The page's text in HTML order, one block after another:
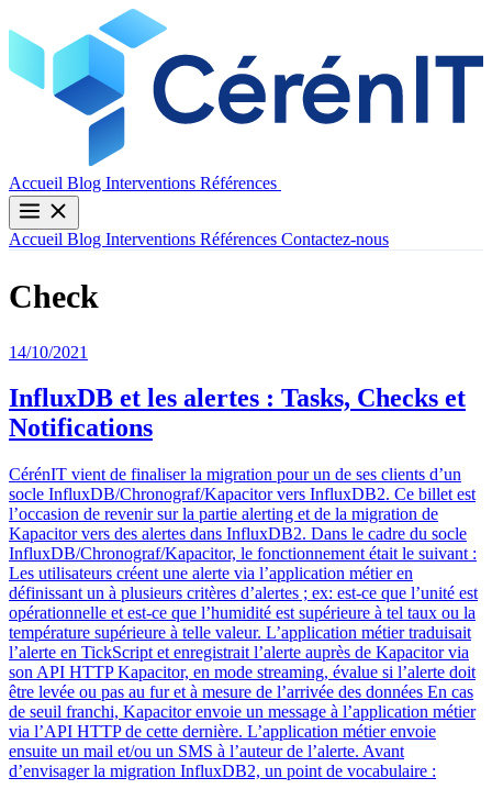
Accueil Blog Interventions Références
Accueil Blog Interventions Références Contactez-nous
Check
14/10/2021
InfluxDB et les alertes : Tasks, Checks et
Notifications
CérénIT vient de finaliser la migration pour un de ses clients d’un
socle InfluxDB/Chronograf/Kapacitor vers InfluxDB2. Ce billet est
l’occasion de revenir sur la partie alerting et de la migration de
Kapacitor vers des alertes dans InfluxDB2. Dans le cadre du socle
InfluxDB/Chronograf/Kapacitor, le fonctionnement était le suivant :
Les utilisateurs créent une alerte via l’application métier en
définissant un à plusieurs critères d’alertes ; ex: est-ce que l’unité est
opérationnelle et est-ce que l’humidité est supérieure à tel taux ou la
température supérieure à telle valeur. L’application métier traduisait
l’alerte en TickScript et enregistrait l’alerte auprès de Kapacitor via
son API HTTP Kapacitor, en mode streaming, évalue si l’alerte doit
être levée ou pas au fur et à mesure de l’arrivée des données En cas
de seuil franchi, Kapacitor envoie un message à l’application métier
via l’API HTTP de cette dernière. L’application métier envoie
ensuite un mail et/ou un SMS à l’auteur de l’alerte. Avant
d’envisager la migration InfluxDB2, un point de vocabulaire :